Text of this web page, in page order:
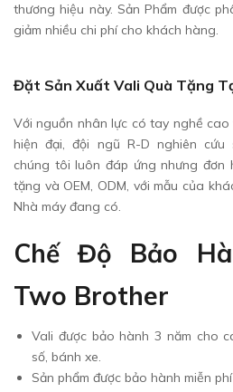
thương hiệu này. Sản Phẩm được
giảm nhiều chi phí cho khách hàng.
Đặt Sản Xuất Vali Quà Tặng
Với nguồn nhân lực có tay nghề
hiện đại, đội ngũ R-D nghiên cứu
chúng tôi luôn đáp ứng nhưng đơn
tặng và OEM, ODM, với mẫu của
Nhà máy đang có.
Chế Độ Bảo
Two Brother
Vali được bảo hành 3 năm cho
số, bánh xe.
Sản phẩm được bảo hành miễn